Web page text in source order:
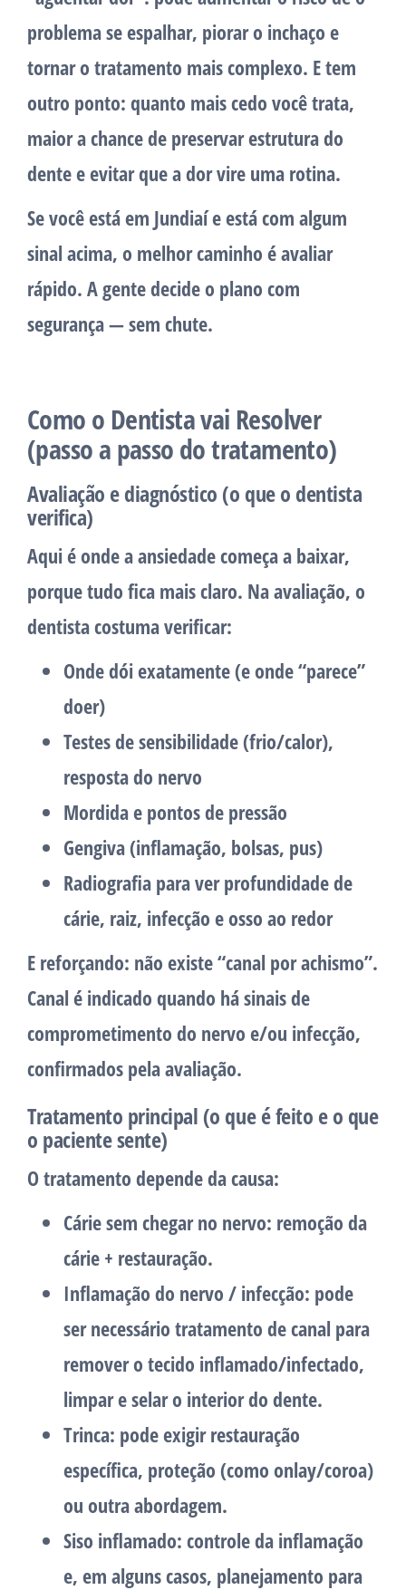
problema se espalhar, piorar o inchaço e
tornar o tratamento mais complexo. E tem
outro ponto: quanto mais cedo você trata,
maior a chance de preservar estrutura do
dente e evitar que a dor vire uma rotina.
Se você está em Jundiaí e está com algum
sinal acima, o melhor caminho é avaliar
rápido. A gente decide o plano com
segurança — sem chute.
Como o Dentista vai Resolver
(passo a passo do tratamento)
Avaliação e diagnóstico (o que o dentista
verifica)
Aqui é onde a ansiedade começa a baixar,
porque tudo fica mais claro. Na avaliação, o
dentista costuma verificar:
Onde dói exatamente (e onde “parece”
doer)
Testes de sensibilidade (frio/calor),
resposta do nervo
Mordida e pontos de pressão
Gengiva (inflamação, bolsas, pus)
Radiografia para ver profundidade de
cárie, raiz, infecção e osso ao redor
E reforçando: não existe “canal por achismo”.
Canal é indicado quando há sinais de
comprometimento do nervo e/ou infecção,
confirmados pela avaliação.
Tratamento principal (o que é feito e o que
o paciente sente)
O tratamento depende da causa:
Cárie sem chegar no nervo: remoção da
cárie + restauração.
Inflamação do nervo / infecção: pode
ser necessário tratamento de canal para
remover o tecido inflamado/infectado,
limpar e selar o interior do dente.
Trinca: pode exigir restauração
específica, proteção (como onlay/coroa)
ou outra abordagem.
Siso inflamado: controle da inflamação
e, em alguns casos, planejamento para